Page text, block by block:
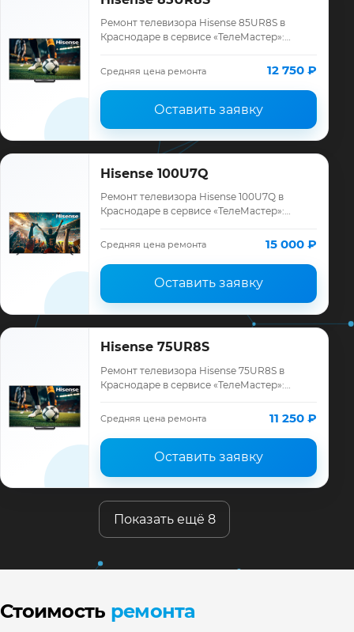
Ремонт телевизора Hisense 85UR8S в
Краснодаре в сервисе «ТелеМастер»:
ремонта, запчасти и гарантия до 12
месяцев.
Средняя цена ремонта 12 750 ₽
Оставить заявку
Hisense 100U7Q
Ремонт телевизора Hisense 100U7Q в
Краснодаре в сервисе «ТелеМастер»:
ремонта, запчасти и гарантия до 12
Средняя цена ремонта 15 000 ₽
Оставить заявку
Hisense 75UR8S
Ремонт телевизора Hisense 75UR8S в
Краснодаре в сервисе «ТелеМастер»:
ремонта, запчасти и гарантия до 12
месяцев.
Средняя цена ремонта 11 250 ₽
Оставить заявку
Показать ещё 8
Стоимость ремонта